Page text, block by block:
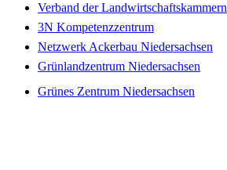
Verband der Landwirtschaftskammern
3N Kompetenzzentrum
Netzwerk Ackerbau Niedersachsen
Grünlandzentrum Niedersachsen
Grünes Zentrum Niedersachsen